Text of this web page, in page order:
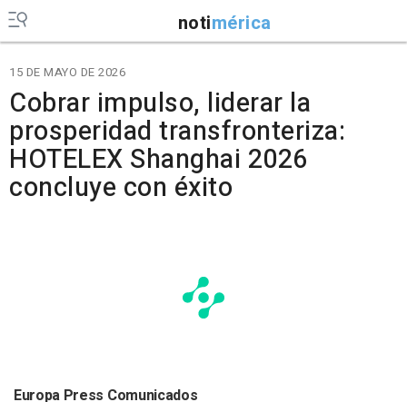
notimérica
15 DE MAYO DE 2026
Cobrar impulso, liderar la
prosperidad transfronteriza:
HOTELEX Shanghai 2026
concluye con éxito
Europa Press Comunicados